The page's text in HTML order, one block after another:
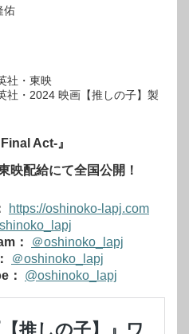
佑
社・東映
社・2024 映画【推しの子】製
Act-』
映配給にて全国公開！
https://oshinoko-lapj.com
：
＠oshinoko_lapj
＠oshinoko_lapj
：
@oshinoko_lapj